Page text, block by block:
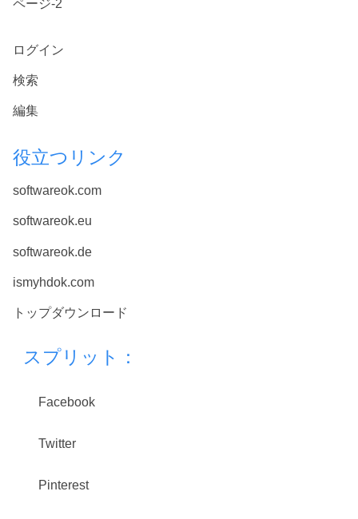
ページ-2
ログイン
検索
編集
役立つリンク
softwareok.com
softwareok.eu
softwareok.de
ismyhdok.com
トップダウンロード
スプリット：
Facebook
Twitter
Pinterest